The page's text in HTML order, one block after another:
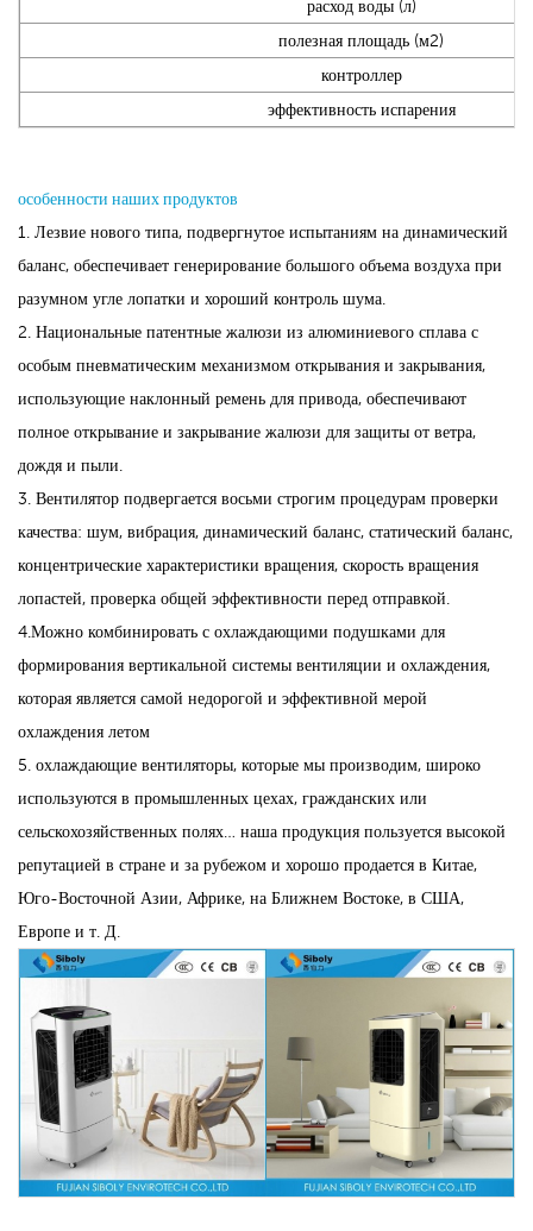
расход воды (л)
полезная площадь (м2)
контроллер
эффективность испарения
особенности наших продуктов
1. Лезвие нового типа, подвергнутое испытаниям на динамический
баланс, обеспечивает генерирование большого объема воздуха при
разумном угле лопатки и хороший контроль шума.
2. Национальные патентные жалюзи из алюминиевого сплава с
особым пневматическим механизмом открывания и закрывания,
использующие наклонный ремень для привода, обеспечивают
полное открывание и закрывание жалюзи для защиты от ветра,
дождя и пыли.
3. Вентилятор подвергается восьми строгим процедурам проверки
качества: шум, вибрация, динамический баланс, статический баланс,
концентрические характеристики вращения, скорость вращения
лопастей, проверка общей эффективности перед отправкой.
4.Можно комбинировать с охлаждающими подушками для
формирования вертикальной системы вентиляции и охлаждения,
которая является самой недорогой и эффективной мерой
охлаждения летом
5. охлаждающие вентиляторы, которые мы производим, широко
используются в промышленных цехах, гражданских или
сельскохозяйственных полях… наша продукция пользуется высокой
репутацией в стране и за рубежом и хорошо продается в Китае,
Юго-Восточной Азии, Африке, на Ближнем Востоке, в США,
Европе и т. Д.